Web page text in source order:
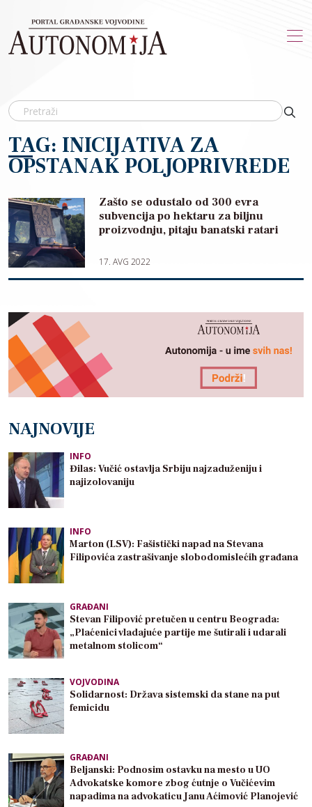
TAG: INICIJATIVA ZA
OPSTANAK POLJOPRIVREDE
Zašto se odustalo od 300 evra
subvencija po hektaru za biljnu
proizvodnju, pitaju banatski ratari
17. AVG 2022
NAJNOVIJE
INFO
Đilas: Vučić ostavlja Srbiju najzaduženiju i
najizolovaniju
INFO
Marton (LSV): Fašistički napad na Stevana
Filipovića zastrašivanje slobodomislećih građana
GRAĐANI
Stevan Filipović pretučen u centru Beograda:
„Plaćenici vladajuće partije me šutirali i udarali
metalnom stolicom“
VOJVODINA
Solidarnost: Država sistemski da stane na put
femicidu
GRAĐANI
Beljanski: Podnosim ostavku na mesto u UO
Advokatske komore zbog ćutnje o Vučićevim
napadima na advokaticu Janu Aćimović Planojević